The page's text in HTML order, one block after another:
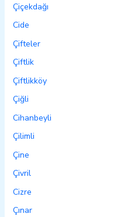
Çiçekdağı
Cide
Çifteler
Çiftlik
Çiftlikköy
Çiğli
Cihanbeyli
Çilimli
Çine
Çivril
Cizre
Çınar